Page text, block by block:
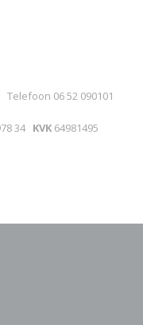
Telefoon 06 52 090101
34 KVK64981495